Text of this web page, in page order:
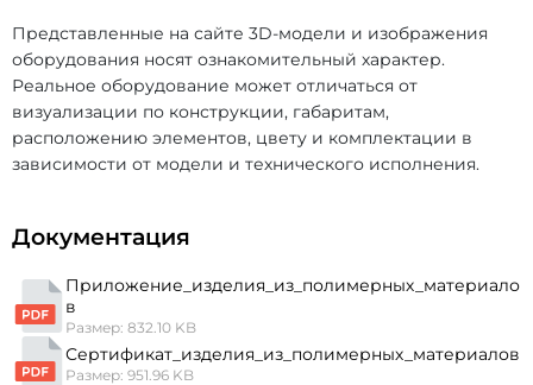
Представленные на сайте 3D-модели и изображения
оборудования носят ознакомительный характер.
Реальное оборудование может отличаться от
визуализации по конструкции, габаритам,
расположению элементов, цвету и комплектации в
зависимости от модели и технического исполнения.
Документация
Приложение_изделия_из_полимерных_материало
в
Размер: 832.10 KB
Сертификат_изделия_из_полимерных_материалов
Размер: 951.96 KB